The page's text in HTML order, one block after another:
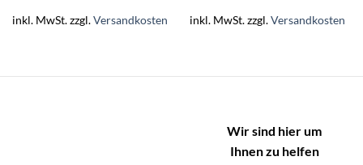
inkl. MwSt.zzgl.Versandkosten inkl. MwSt.zzgl.Versandkosten
Wir sind hier um
Ihnen zu helfen